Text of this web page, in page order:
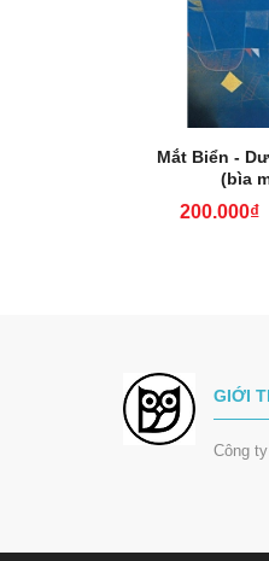
Mắt Biển -
(bìa
200.000₫
GIỚI
Công